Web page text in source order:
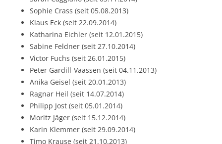
Sophie Crass (seit 05.08.2013)
Klaus Eck (seit 22.09.2014)
Katharina Eichler (seit 12.01.2015)
Sabine Feldner (seit 27.10.2014)
Victor Fuchs (seit 26.01.2015)
Peter Gardill-Vaassen (seit 04.11.2013)
Anika Geisel (seit 20.01.2013)
Ragnar Heil (seit 14.07.2014)
Philipp Jost (seit 05.01.2014)
Moritz Jäger (seit 15.12.2014)
Karin Klemmer (seit 29.09.2014)
Timo Krause (seit 21.10.2013)